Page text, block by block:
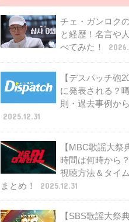
チェ・ガンロク
と経歴！名言や
べてみた！
【デスパッチ砲
に発表される？
則・過去事例か
2025.12.31
【MBC歌謡大祭
時間は何時から
視聴方法＆タイ
まとめ！
2025.12.31
【SBS歌謡大祭